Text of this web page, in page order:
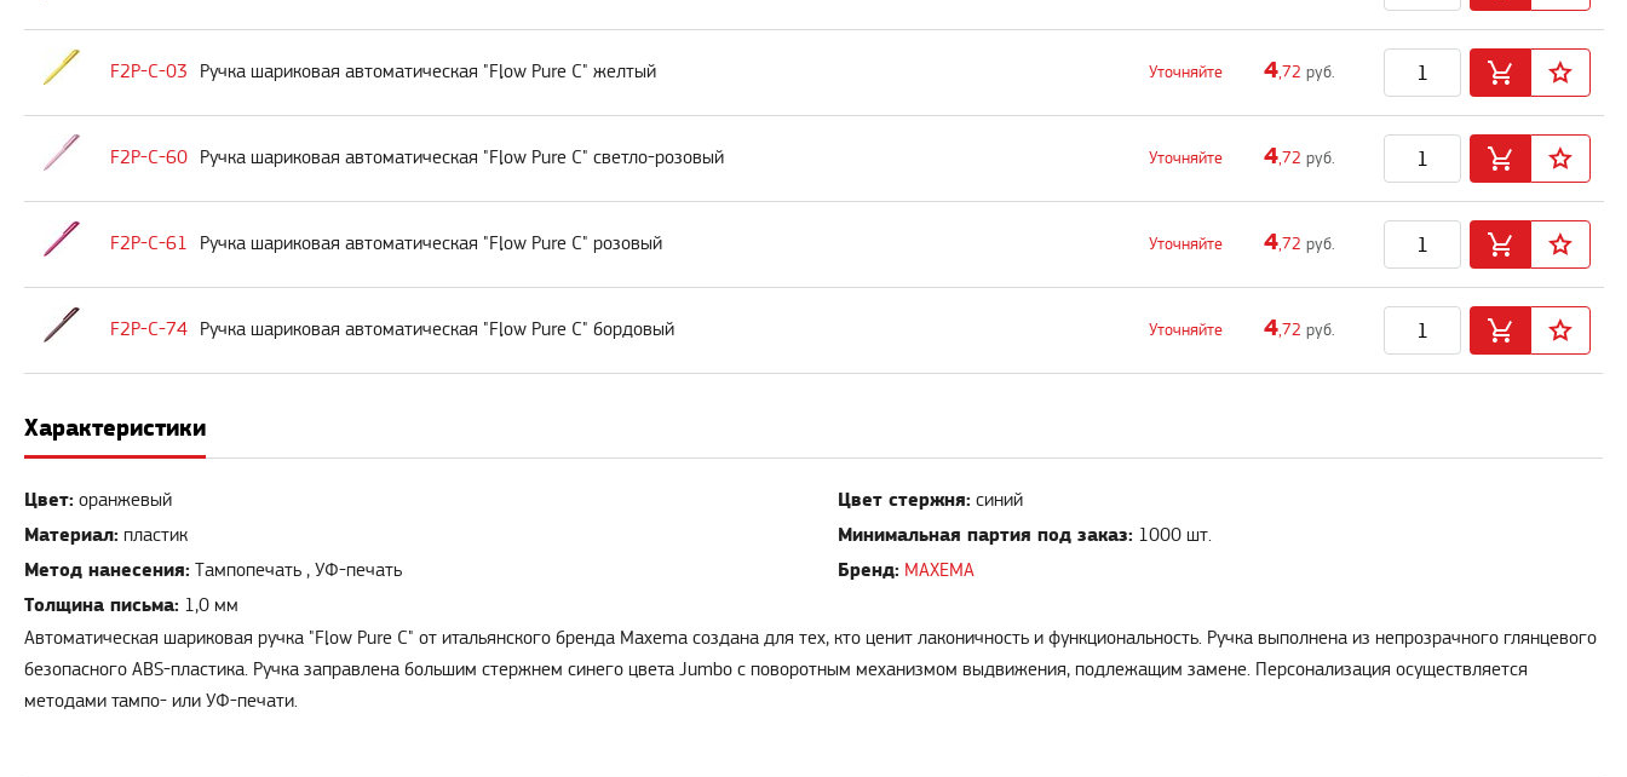
F2P-C-03 Ручка шариковая автоматическая "Flow Pure C" желтый Уточняйте 4,72 руб.
F2P-C-60 Ручка шариковая автоматическая "Flow Pure C" светло-розовый Уточняйте 4,72 руб.
F2P-C-61 Ручка шариковая автоматическая "Flow Pure C" розовый Уточняйте 4,72 руб.
F2P-C-74 Ручка шариковая автоматическая "Flow Pure C" бордовый Уточняйте 4,72 руб.
Характеристики
Цвет: оранжевый
Материал: пластик
Метод нанесения: Тампопечать , УФ-печать
Толщина письма: 1,0 мм
Цвет стержня: синий
Минимальная партия под заказ: 1000 шт.
Бренд: MAXEMA
Автоматическая шариковая ручка "Flow Pure C" от итальянского бренда Maxema создана для тех, кто ценит лаконичность и функциональность. Ручка выполнена из непрозрачного глянцевого
безопасного ABS-пластика. Ручка заправлена большим стержнем синего цвета Jumbo с поворотным механизмом выдвижения, подлежащим замене. Персонализация осуществляется
методами тампо- или УФ-печати.